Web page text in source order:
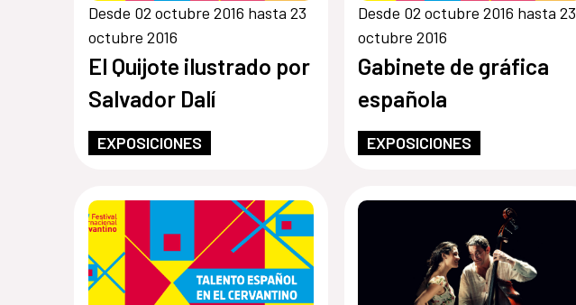
Desde 02 octubre 2016 hasta 23
octubre 2016
El Quijote ilustrado por
Salvador Dalí
EXPOSICIONES
Desde 02 octubre 2016 hasta 23
octubre 2016
Gabinete de gráfica
española
EXPOSICIONES